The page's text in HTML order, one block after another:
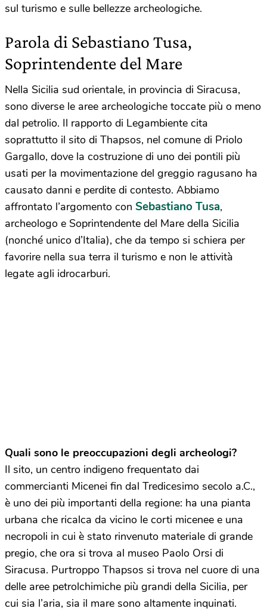
sul turismo e sulle bellezze archeologiche.
Parola di Sebastiano Tusa,
Soprintendente del Mare
Nella Sicilia sud orientale, in provincia di Siracusa,
sono diverse le aree archeologiche toccate più o meno
dal petrolio. Il rapporto di Legambiente cita
soprattutto il sito di Thapsos, nel comune di Priolo
Gargallo, dove la costruzione di uno dei pontili più
usati per la movimentazione del greggio ragusano ha
causato danni e perdite di contesto. Abbiamo
affrontato l’argomento con Sebastiano Tusa,
archeologo e Soprintendente del Mare della Sicilia
(nonché unico d’Italia), che da tempo si schiera per
favorire nella sua terra il turismo e non le attività
legate agli idrocarburi.
Quali sono le preoccupazioni degli archeologi?
Il sito, un centro indigeno frequentato dai
commercianti Micenei fin dal Tredicesimo secolo a.C.,
è uno dei più importanti della regione: ha una pianta
urbana che ricalca da vicino le corti micenee e una
necropoli in cui è stato rinvenuto materiale di grande
pregio, che ora si trova al museo Paolo Orsi di
Siracusa. Purtroppo Thapsos si trova nel cuore di una
delle aree petrolchimiche più grandi della Sicilia, per
cui sia l’aria, sia il mare sono altamente inquinati.